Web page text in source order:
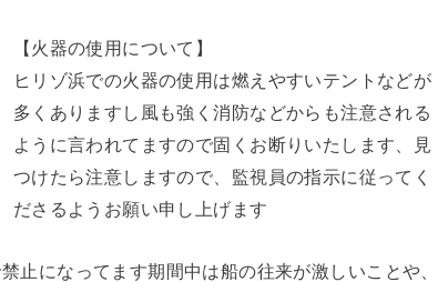
【火器の使用について】
ヒリゾ浜での火器の使用は燃えやすいテントなどが
多くありますし風も強く消防などからも注意される
ように言われてますので固くお断りいたします、見
つけたら注意しますので、監視員の指示に従ってく
ださるようお願い申し上げます
止になってます期間中は船の往来が激しいことや、